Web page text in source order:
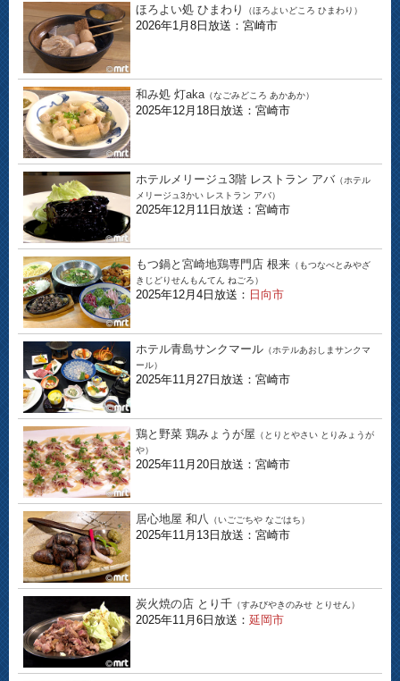
ほろよい処 ひまわり （ほろよいどころ ひまわり）
2026年1月8日放送：宮崎市
和み処 灯aka（なごみどころ あかあか）
2025年12月18日放送：宮崎市
ホテルメリージュ3階 レストラン アバ （ホテル
メリージュ3かい レストラン アバ）
2025年12月11日放送：宮崎市
もつ鍋と宮崎地鶏専門店 根来 （もつなべとみやざ
きじどりせんもんてん ねごろ）
2025年12月4日放送： 日向市
ホテル青島サンクマール （ホテルあおしまサンクマ
ール）
2025年11月27日放送：宮崎市
鶏と野菜 鶏みょうが屋 （とりとやさい とりみょうが
や）
2025年11月20日放送：宮崎市
居心地屋 和八 （いごごちや なごはち）
2025年11月13日放送：宮崎市
炭火焼の店 とり千 （すみびやきのみせ とりせん）
2025年11月6日放送： 延岡市